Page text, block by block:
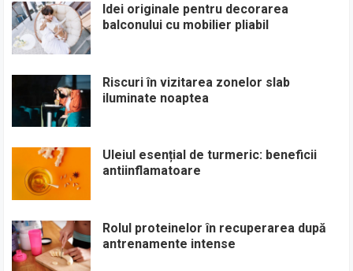
Idei originale pentru decorarea
balconului cu mobilier pliabil
Riscuri în vizitarea zonelor slab
iluminate noaptea
Uleiul esențial de turmeric: beneficii
antiinflamatoare
Rolul proteinelor în recuperarea după
antrenamente intense